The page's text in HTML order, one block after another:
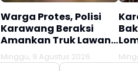
Warga Protes, Polisi
Karawang Beraksi
Amankan Truk Lawan
Lawan Arus
Minggu, 9 Agustus 2026